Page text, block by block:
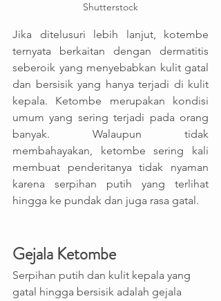
Shutterstock
Jika ditelusuri lebih lanjut, kotembe
ternyata berkaitan dengan dermatitis
seberoik yang menyebabkan kulit gatal
dan bersisik yang hanya terjadi di kulit
kepala. Ketombe merupakan kondisi
umum yang sering terjadi pada orang
banyak. Walaupun tidak
membahayakan, ketombe sering kali
membuat penderitanya tidak nyaman
karena serpihan putih yang terlihat
hingga ke pundak dan juga rasa gatal.
Gejala Ketombe
Serpihan putih dan kulit kepala yang
gatal hingga bersisik adalah gejala